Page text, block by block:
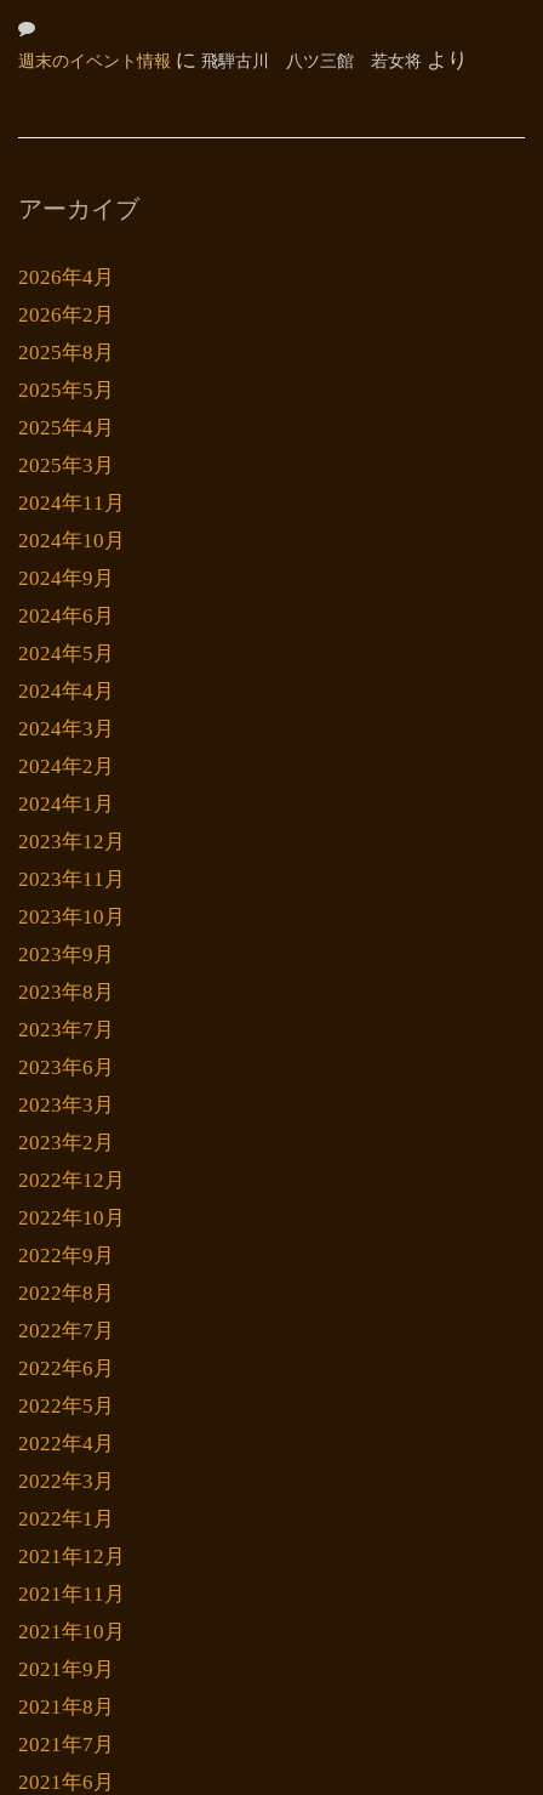
週末のイベント情報 に 飛騨古川 八ツ三館 若女将 より
アーカイブ
2026年4月
2026年2月
2025年8月
2025年5月
2025年4月
2025年3月
2024年11月
2024年10月
2024年9月
2024年6月
2024年5月
2024年4月
2024年3月
2024年2月
2024年1月
2023年12月
2023年11月
2023年10月
2023年9月
2023年8月
2023年7月
2023年6月
2023年3月
2023年2月
2022年12月
2022年10月
2022年9月
2022年8月
2022年7月
2022年6月
2022年5月
2022年4月
2022年3月
2022年1月
2021年12月
2021年11月
2021年10月
2021年9月
2021年8月
2021年7月
2021年6月